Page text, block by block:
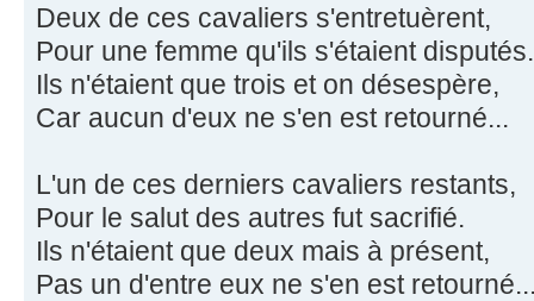
Deux de ces cavaliers s'entretuèrent,
Pour une femme qu'ils s'étaient disputés.
Ils n'étaient que trois et on désespère,
Car aucun d'eux ne s'en est retourné...
L'un de ces derniers cavaliers restants,
Pour le salut des autres fut sacrifié.
Ils n'étaient que deux mais à présent,
Pas un d'entre eux ne s'en est